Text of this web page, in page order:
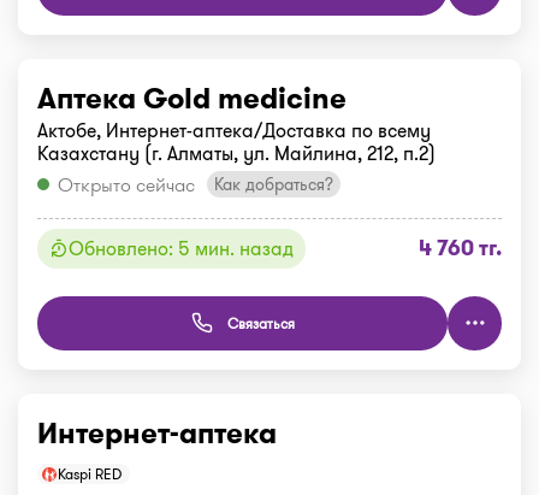
Аптека Gold medicine
Актобе, Интернет-аптека/Доставка по всему
Казахстану (г. Алматы, ул. Майлина, 212, п.2)
Открыто сейчас
Как добраться?
Обновлено: 5 мин. назад 4 760 тг.
Связаться
Интернет-аптека
Kaspi RED